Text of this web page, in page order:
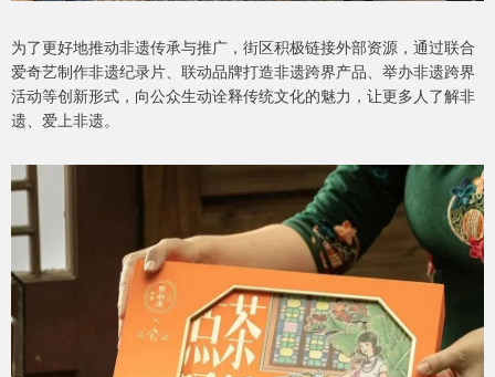
为了更好地推动非遗传承与推广，街区积极链接外部资源，通过联合
爱奇艺制作非遗纪录片、联动品牌打造非遗跨界产品、举办非遗跨界
活动等创新形式，向公众生动诠释传统文化的魅力，让更多人了解非
遗、爱上非遗。